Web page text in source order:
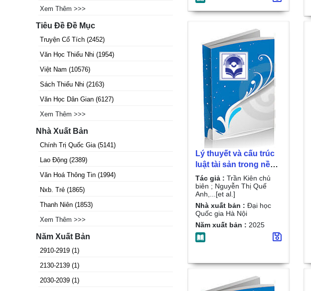
Xem Thêm >>>
Tiêu Đề Đề Mục
Truyện Cổ Tích (2452)
Văn Học Thiếu Nhi (1954)
Việt Nam (10576)
Sách Thiếu Nhi (2163)
Văn Học Dân Gian (6127)
Xem Thêm >>>
Nhà Xuất Bản
Chính Trị Quốc Gia(5141)
Lao Động (2389)
Văn Hoá Thông Tin (1994)
Nxb. Trẻ (1865)
Thanh Niên (1853)
Xem Thêm >>>
Năm Xuất Bản
2910-2919 (1)
2130-2139 (1)
2030-2039 (1)
Lý thuyết và cấu trúc
luật tài sản trong nền
kinh tế thị trường và
nhà nước pháp quyền
ở Việt Nam / Trần Kiên
chủ biên ; Nguyễn Thị
Quế Anh,...[et al.]
Tác giả : Trần Kiên chủ
biên ; Nguyễn Thị Quế
Anh,...[et al.]
Nhà xuất bản : Đại học
Quốc gia Hà Nội
Năm xuất bản : 2025